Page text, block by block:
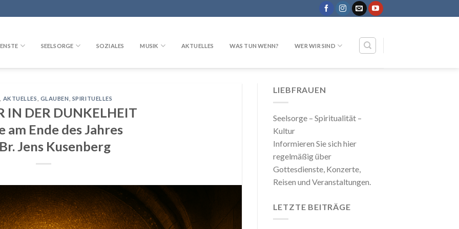
SEELSORGE SOZIALES MUSIK AKTUELLES WAS TUN WENN? WER WIR SIND
AKTUELLES GLAUBEN SPIRITUELLES
IN DER DUNKELHEIT
am Ende des Jahres
Jens Kusenberg
LIEBFRAUEN
Seelsorge – Spiritualität –
Kultur
Informieren Sie sich hier
regelmäßig über
Gottesdienste, Konzerte,
Reisen und Veranstaltungen.
LETZTE BEITRÄGE